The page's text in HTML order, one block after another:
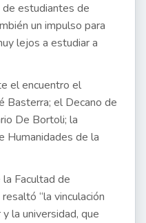
estudiantes de
un impulso para
lejos a estudiar a
el encuentro el
Basterra; el Decano de
De Bortoli; la
Humanidades de la
Facultad de
“la vinculación
la universidad, que